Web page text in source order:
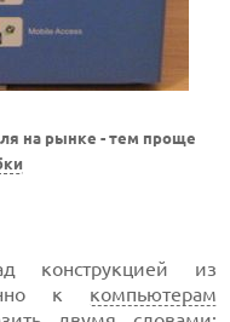
на рынке - тем проще
конструкцией из
к компьютерам